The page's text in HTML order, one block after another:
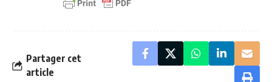
Partager cet
article